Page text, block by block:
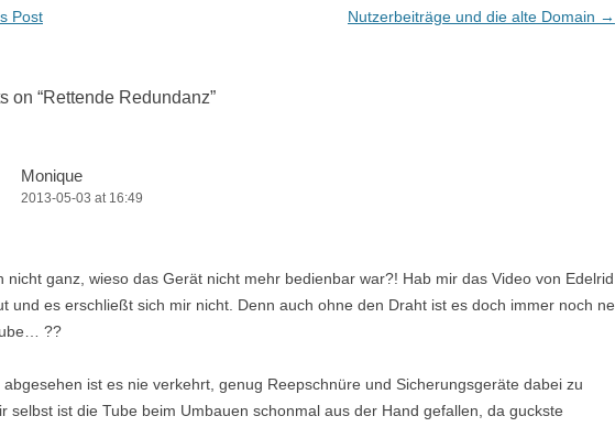
Post Nutzerbeiträge und die alte Domain →
on “Rettende Redundanz”
Monique
2013-05-03 at 16:49
nicht ganz, wieso das Gerät nicht mehr bedienbar war?! Hab mir das Video von Edelrid
und es erschließt sich mir nicht. Denn auch ohne den Draht ist es doch immer noch ne
??
abgesehen ist es nie verkehrt, genug Reepschnüre und Sicherungsgeräte dabei zu
selbst ist die Tube beim Umbauen schonmal aus der Hand gefallen, da guckste